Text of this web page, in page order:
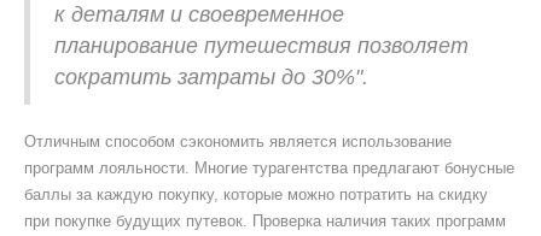
к деталям и своевременное
планирование путешествия позволяет
сократить затраты до 30%".
Отличным способом сэкономить является использование
программ лояльности. Многие турагентства предлагают бонусные
баллы за каждую покупку, которые можно потратить на скидку
при покупке будущих путевок. Проверка наличия таких программ